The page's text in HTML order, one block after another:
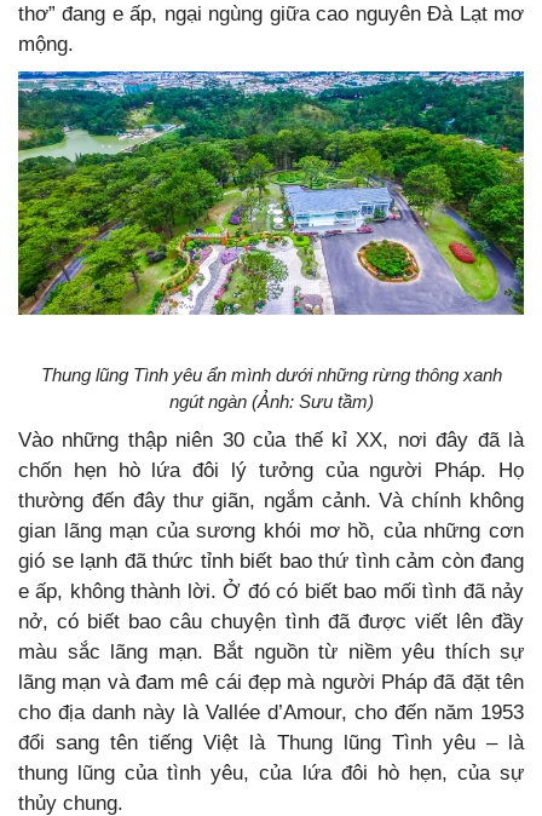
thơ” đang e ấp, ngại ngùng giữa cao nguyên Đà Lạt mơ
mộng.
Thung lũng Tình yêu ẩn mình dưới những rừng thông xanh
ngút ngàn (Ảnh: Sưu tầm)
Vào những thập niên 30 của thế kỉ XX, nơi đây đã là
chốn hẹn hò lứa đôi lý tưởng của người Pháp. Họ
thường đến đây thư giãn, ngắm cảnh. Và chính không
gian lãng mạn của sương khói mơ hồ, của những cơn
gió se lạnh đã thức tỉnh biết bao thứ tình cảm còn đang
e ấp, không thành lời. Ở đó có biết bao mối tình đã nảy
nở, có biết bao câu chuyện tình đã được viết lên đầy
màu sắc lãng mạn. Bắt nguồn từ niềm yêu thích sự
lãng mạn và đam mê cái đẹp mà người Pháp đã đặt tên
cho địa danh này là Vallée d’Amour, cho đến năm 1953
đổi sang tên tiếng Việt là Thung lũng Tình yêu – là
thung lũng của tình yêu, của lứa đôi hò hẹn, của sự
thủy chung.